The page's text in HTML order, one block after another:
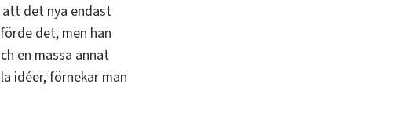
det nya endast
det, men han
en massa annat
idéer, förnekar man